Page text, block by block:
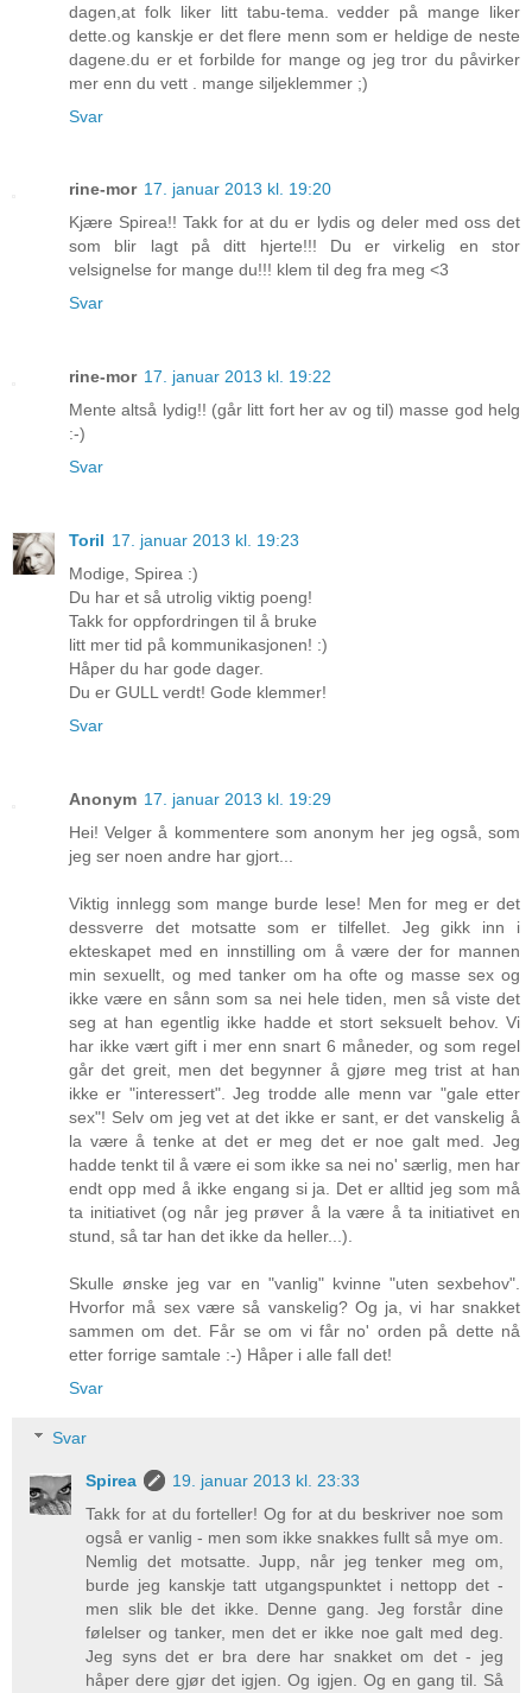
dagen,at folk liker litt tabu-tema. vedder på mange liker
dette.og kanskje er det flere menn som er heldige de neste
dagene.du er et forbilde for mange og jeg tror du påvirker
mer enn du vett . mange siljeklemmer ;)
Svar
rine-mor 17. januar 2013 kl. 19:20
Kjære Spirea!! Takk for at du er lydis og deler med oss det
som blir lagt på ditt hjerte!!! Du er virkelig en stor
velsignelse for mange du!!! klem til deg fra meg <3
Svar
rine-mor 17. januar 2013 kl. 19:22
Mente altså lydig!! (går litt fort her av og til) masse god helg
:-)
Svar
Toril 17. januar 2013 kl. 19:23
Modige, Spirea :)
Du har et så utrolig viktig poeng!
Takk for oppfordringen til å bruke
litt mer tid på kommunikasjonen! :)
Håper du har gode dager.
Du er GULL verdt! Gode klemmer!
Svar
Anonym 17. januar 2013 kl. 19:29
Hei! Velger å kommentere som anonym her jeg også, som
jeg ser noen andre har gjort...
Viktig innlegg som mange burde lese! Men for meg er det
dessverre det motsatte som er tilfellet. Jeg gikk inn i
ekteskapet med en innstilling om å være der for mannen
min sexuellt, og med tanker om ha ofte og masse sex og
ikke være en sånn som sa nei hele tiden, men så viste det
seg at han egentlig ikke hadde et stort seksuelt behov. Vi
har ikke vært gift i mer enn snart 6 måneder, og som regel
går det greit, men det begynner å gjøre meg trist at han
ikke er "interessert". Jeg trodde alle menn var "gale etter
sex"! Selv om jeg vet at det ikke er sant, er det vanskelig å
la være å tenke at det er meg det er noe galt med. Jeg
hadde tenkt til å være ei som ikke sa nei no' særlig, men har
endt opp med å ikke engang si ja. Det er alltid jeg som må
ta initiativet (og når jeg prøver å la være å ta initiativet en
stund, så tar han det ikke da heller...).
Skulle ønske jeg var en "vanlig" kvinne "uten sexbehov".
Hvorfor må sex være så vanskelig? Og ja, vi har snakket
sammen om det. Får se om vi får no' orden på dette nå
etter forrige samtale :-) Håper i alle fall det!
Svar
Svar
Spirea
19. januar 2013 kl. 23:33
Takk for at du forteller! Og for at du beskriver noe som
også er vanlig - men som ikke snakkes fullt så mye om.
Nemlig det motsatte. Jupp, når jeg tenker meg om,
burde jeg kanskje tatt utgangspunktet i nettopp det -
men slik ble det ikke. Denne gang. Jeg forstår dine
følelser og tanker, men det er ikke noe galt med deg.
Jeg syns det er bra dere har snakket om det - jeg
håper dere gjør det igjen. Og igjen. Og en gang til. Så